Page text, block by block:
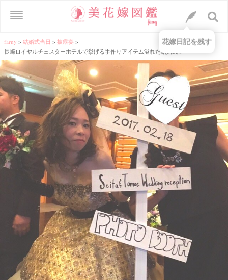
farny > 結婚式当日 > 披露宴 >
長崎ロイヤルチェスターホテルで挙げる手作りアイテム溢れた結婚式♡
花嫁日記を残す